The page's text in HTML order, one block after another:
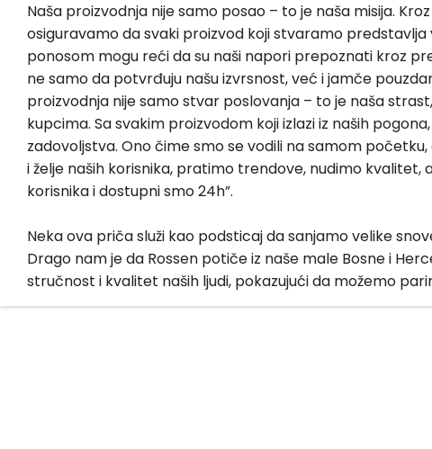
Naša proizvodnja nije samo posao – to je naša misija.
osiguravamo da svaki proizvod koji stvaramo
ponosom mogu reći da su naši napori prepoznati kroz
ne samo da potvrđuju našu izvrsnost, već i jamče
proizvodnja nije samo stvar poslovanja – to je naša
kupcima. Sa svakim proizvodom koji izlazi iz naših
zadovoljstva. Ono čime smo se vodili na samom
i želje naših korisnika, pratimo trendove, nudimo kvalitet,
korisnika i dostupni smo 24h”.
Neka ova priča služi kao podsticaj da sanjamo velike
Drago nam je da Rossen potiče iz naše male Bosne i
stručnost i kvalitet naših ljudi, pokazujući da možemo